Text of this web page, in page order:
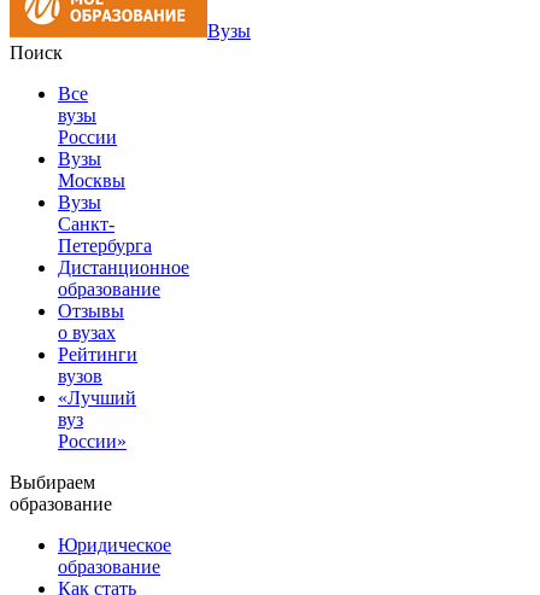
Вузы
Поиск
Все
вузы
России
Вузы
Москвы
Вузы
Санкт-
Петербурга
Дистанционное
образование
Отзывы
о вузах
Рейтинги
вузов
«Лучший
вуз
России»
Выбираем
образование
Юридическое
образование
Как стать